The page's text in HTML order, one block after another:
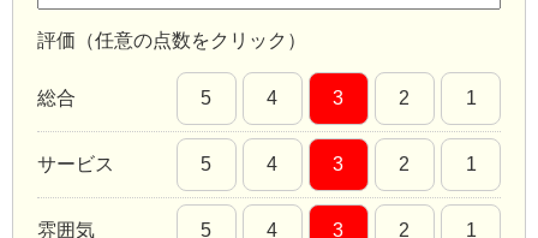
評価（任意の点数をクリック）
総合 5 4 3 2 1
サービス 5 4 3 2 1
雰囲気 5 4 3 2 1